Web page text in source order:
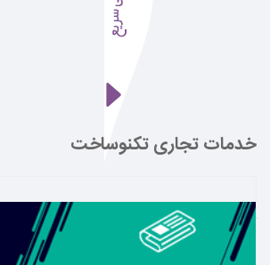
021-44380745
09129233778
خدمات تجاری تکنوساخت